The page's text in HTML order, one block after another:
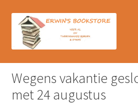
door
naar
naar
Home
Afrekenen
Wegens vakantie
met 24 augustus